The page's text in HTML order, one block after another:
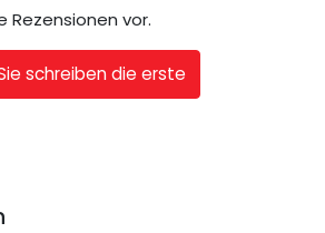
Rezensionen vor.
schreiben die erste